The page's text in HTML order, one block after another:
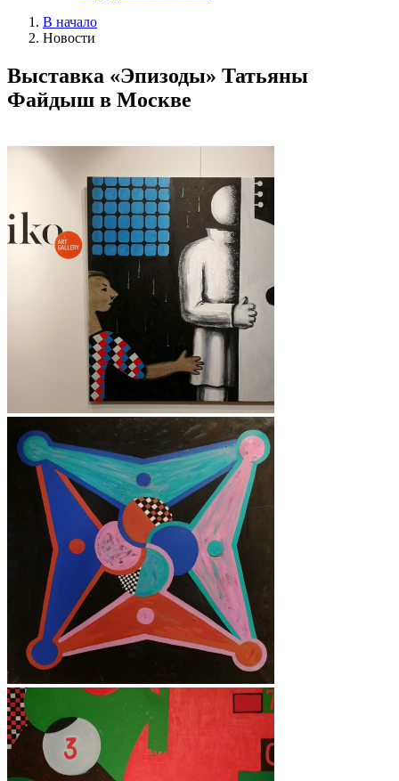
В начало
Новости
Выставка «Эпизоды» Татьяны
Файдыш в Москве